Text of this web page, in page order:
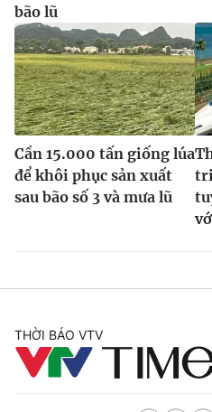
bão lũ
Cần 15.000 tấn giống lúa
để khôi phục sản xuất
sau bão số 3 và mưa lũ
THỜI BÁO VTV